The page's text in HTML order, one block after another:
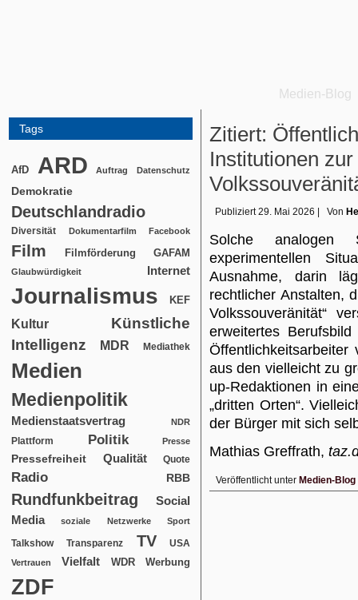
Medien-Blog
Tags
AfD ARD Auftrag Datenschutz
Demokratie
Deutschlandradio
Diversität Dokumentarfilm Facebook
Film Filmförderung GAFAM
Glaubwürdigkeit Internet
Journalismus KEF
Kultur
Künstliche
Intelligenz
MDR Mediathek
Medien
Medienpolitik
Medienstaatsvertrag NDR
Plattform Politik Presse
Pressefreiheit Qualität Quote
Radio RBB
Rundfunkbeitrag
Social
Media
soziale Netzwerke Sport
Talkshow Transparenz TV USA
Vertrauen Vielfalt WDR Werbung
ZDF
Zitiert:
Institutionen
Publiziert 29. Mai 2026 Von
Solche analogen
experimentellen
Ausnahme, darin
rechtlicher Anstalten,
Volkssouveränität“
erweitertes
aus den vielleicht zu
up-Redaktionen in
„dritten Orten“.
der Bürger mit sich
Mathias Greffrath,
Veröffentlicht unter Medien-Blog